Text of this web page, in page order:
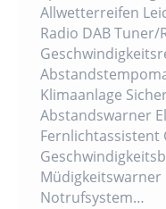
Allwetterreifen
Radio DAB Tuner/
Klimaanlage
Abstandswarner
Notrufsystem…